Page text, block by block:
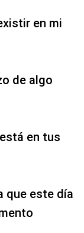
en mi
de algo
en tus
que este día